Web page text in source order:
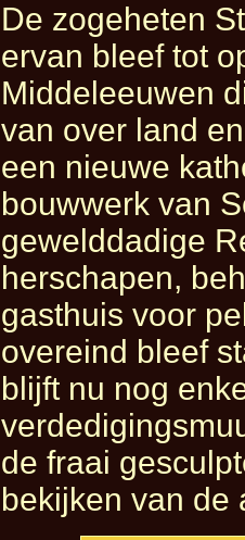
De zogeheten
ervan bleef tot
Middeleeuwen
van over land
een nieuwe
bouwwerk van
gewelddadige
herschapen,
gasthuis voor
overeind bleef
blijft nu nog
de fraai
bekijken van de